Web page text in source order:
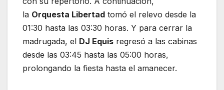
la Orquesta Libertad tomó el relevo desde la
01:30 hasta las 03:30 horas. Y para cerrar la
madrugada, el DJ Equis regresó a las cabinas
desde las 03:45 hasta las 05:00 horas,
prolongando la fiesta hasta el amanecer.